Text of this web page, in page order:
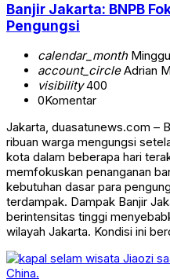
Banjir Jakarta: BNPB
Pengungsi
calendar_month
account_circleAdrian
visibility400
0Komentar
Jakarta, duasatunews.com –
ribuan warga mengungsi
kota dalam beberapa hari
memfokuskan penanganan
kebutuhan dasar para
terdampak. Dampak Banjir
berintensitas tinggi
wilayah Jakarta. Kondisi ini